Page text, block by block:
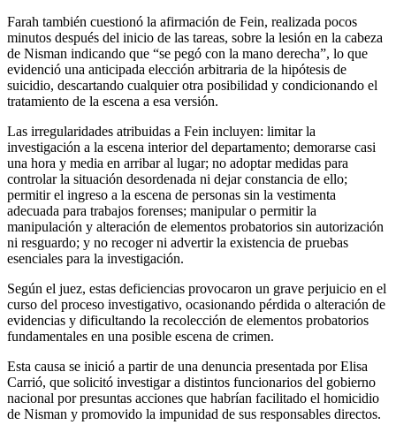
Farah también cuestionó la afirmación de Fein, realizada pocos
minutos después del inicio de las tareas, sobre la lesión en la cabeza
de Nisman indicando que “se pegó con la mano derecha”, lo que
evidenció una anticipada elección arbitraria de la hipótesis de
suicidio, descartando cualquier otra posibilidad y condicionando el
tratamiento de la escena a esa versión.
Las irregularidades atribuidas a Fein incluyen: limitar la
investigación a la escena interior del departamento; demorarse casi
una hora y media en arribar al lugar; no adoptar medidas para
controlar la situación desordenada ni dejar constancia de ello;
permitir el ingreso a la escena de personas sin la vestimenta
adecuada para trabajos forenses; manipular o permitir la
manipulación y alteración de elementos probatorios sin autorización
ni resguardo; y no recoger ni advertir la existencia de pruebas
esenciales para la investigación.
Según el juez, estas deficiencias provocaron un grave perjuicio en el
curso del proceso investigativo, ocasionando pérdida o alteración de
evidencias y dificultando la recolección de elementos probatorios
fundamentales en una posible escena de crimen.
Esta causa se inició a partir de una denuncia presentada por Elisa
Carrió, que solicitó investigar a distintos funcionarios del gobierno
nacional por presuntas acciones que habrían facilitado el homicidio
de Nisman y promovido la impunidad de sus responsables directos.